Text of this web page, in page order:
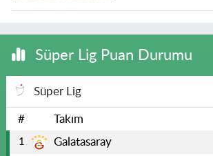
Süper Lig Puan Durumu
Süper Lig
# Takım
1 Galatasaray